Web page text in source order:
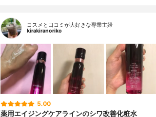
コスメと口コミが大好きな専業主婦
kirakiranoriko
5.00
薬用エイジングケアラインのシワ改善化粧水